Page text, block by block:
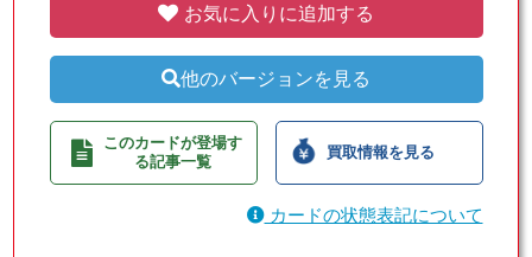
お気に入りに追加する
他のバージョンを見る
このカードが登場す
る記事一覧
買取情報を見る
カードの状態表記について